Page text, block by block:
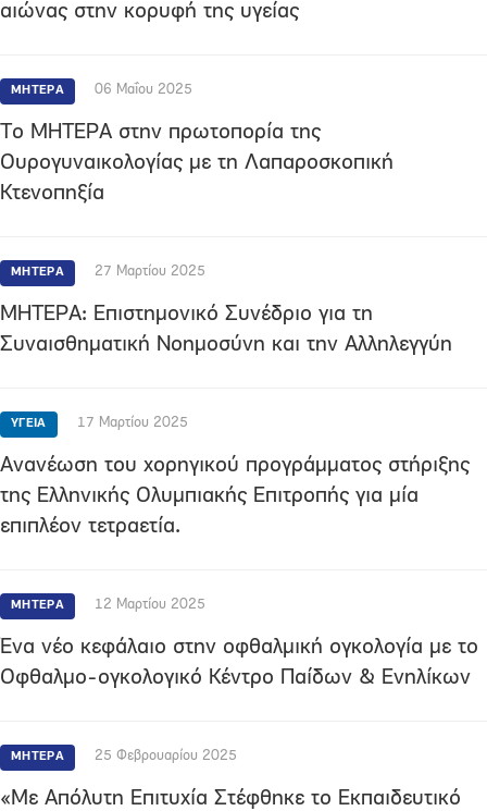
αιώνας στην κορυφή της υγείας
ΜΗΤΕΡΑ 06 Μαΐου 2025
Το ΜΗΤΕΡΑ στην πρωτοπορία της
Ουρογυναικολογίας με τη Λαπαροσκοπική
Κτενοπηξία
ΜΗΤΕΡΑ 27 Μαρτίου 2025
ΜΗΤΕΡΑ: Επιστημονικό Συνέδριο για τη
Συναισθηματική Νοημοσύνη και την Αλληλεγγύη
ΥΓΕΙΑ 17 Μαρτίου 2025
Ανανέωση του χορηγικού προγράμματος στήριξης
της Ελληνικής Ολυμπιακής Επιτροπής για μία
επιπλέον τετραετία.
ΜΗΤΕΡΑ 12 Μαρτίου 2025
Ένα νέο κεφάλαιο στην οφθαλμική ογκολογία με το
Οφθαλμο-ογκολογικό Κέντρο Παίδων & Ενηλίκων
ΜΗΤΕΡΑ 25 Φεβρουαρίου 2025
«Με Απόλυτη Επιτυχία Στέφθηκε το Εκπαιδευτικό